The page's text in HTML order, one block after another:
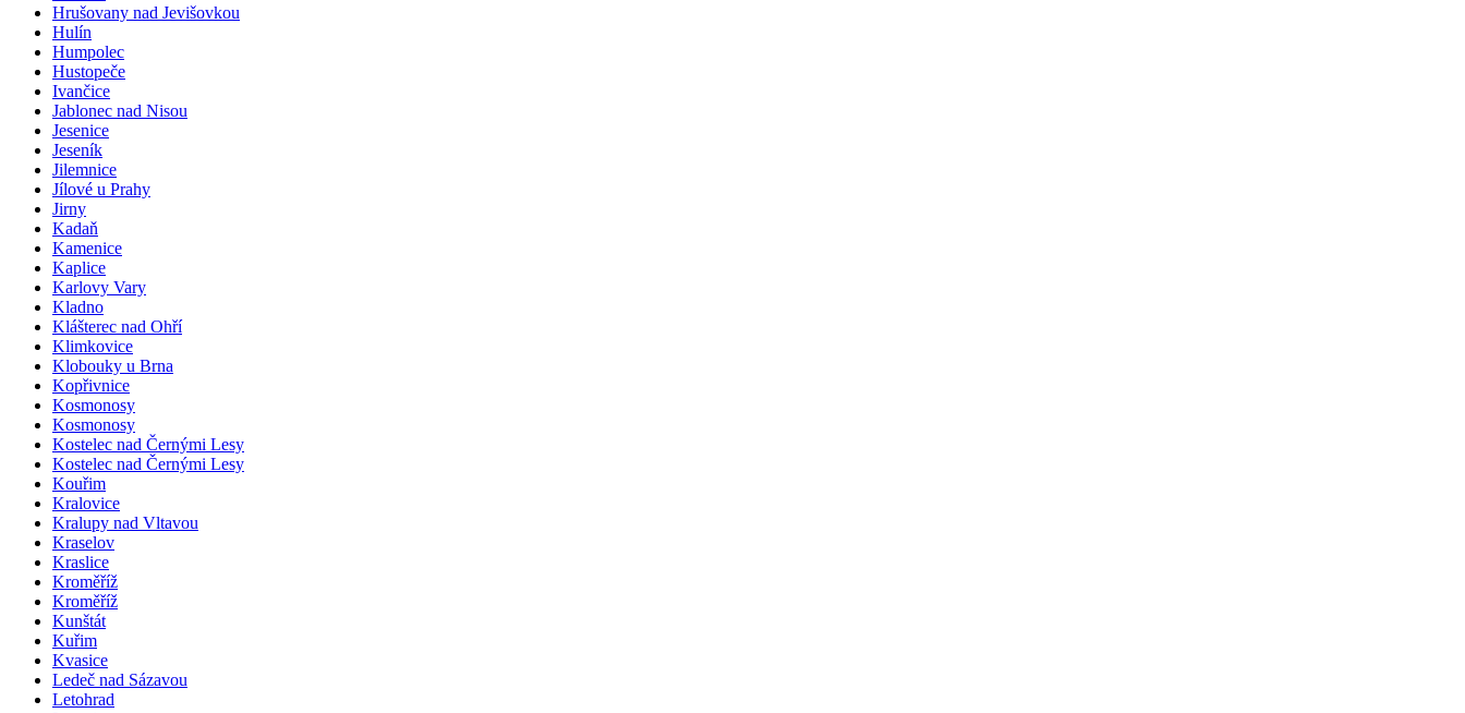
Hrušovany nad Jevišovkou
Hulín
Humpolec
Hustopeče
Ivančice
Jablonec nad Nisou
Jesenice
Jeseník
Jilemnice
Jílové u Prahy
Jirny
Kadaň
Kamenice
Kaplice
Karlovy Vary
Kladno
Klášterec nad Ohří
Klimkovice
Klobouky u Brna
Kopřivnice
Kosmonosy
Kosmonosy
Kostelec nad Černými Lesy
Kostelec nad Černými Lesy
Kouřim
Kralovice
Kralupy nad Vltavou
Kraselov
Kraslice
Kroměříž
Kroměříž
Kunštát
Kuřim
Kvasice
Ledeč nad Sázavou
Letohrad